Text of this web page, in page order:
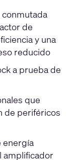
de
y una
reducido
a prueba de
que
de periféricos
energía
amplificador